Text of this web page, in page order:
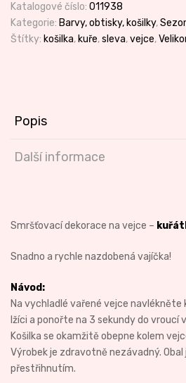
Katalogové číslo: 011938
Kategorie: Barvy, obtisky, košilky,
Štítky: košilka, kuře,sleva,vejce,
Popis
Další informace
Smršťovací dekorace na vejce –
Snadno a rychle nazdobená vajíčka!
Návod:
Na vychladlé vařené vejce
lžíci a ponořte na 3 sekundy do vroucí
Košilka se okamžitě obepne kolem
Výrobek je zdravotně nezávadný.
přestřihnutím.